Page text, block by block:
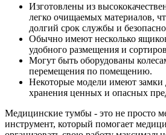
Изготовлены из
легко очищаемых материалов,
долгий срок службы и
Обычно имеют несколько
удобного размещения и
Могут быть оборудованы
перемещения по помещению.
Некоторые модели имеют замки
хранения ценных и опасных
Медицинские тумбы - это не просто
инструмент, который помогает